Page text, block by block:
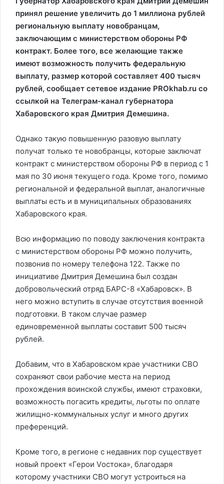
принял решение увеличить до 1 миллиона рублей
региональную выплату новобранцам,
заключающим с министерством обороны РФ
контракт. Более того, все желающие также
имеют возможность получить федеральную
выплату, размер которой составляет 400 тысяч
рублей, сообщает сетевое издание PROkhab.ru со
ссылкой на Телеграм-канал губернатора
Хабаровского края Дмитрия Демешина.
Однако такую повышенную разовую выплату
получат только те новобранцы, которые заключат
контракт с министерством обороны РФ в период с 1
мая по 30 июня текущего года. Кроме того, помимо
региональной и федеральной выплат, аналогичные
выплаты есть и в муниципальных образованиях
Хабаровского края.
Всю информацию по поводу заключения контракта
с министерством обороны РФ можно получить,
позвонив по номеру телефона 122. Также по
инициативе Дмитрия Демешина был создан
добровольческий отряд БАРС-8 «Хабаровск». В
него можно вступить в случае отсутствия военной
подготовки. В таком случае размер
единовременной выплаты составит 500 тысяч
рублей.
Добавим, что в Хабаровском крае участники СВО
сохраняют свои рабочие места на период
прохождения воинской службы, имеют страховки,
возможность погасить кредиты, льготы по оплате
жилищно-коммунальных услуг и много других
преференций.
Кроме того, в регионе с недавних пор существует
новый проект «Герои Vостока», благодаря
которому участники СВО могут устроиться на